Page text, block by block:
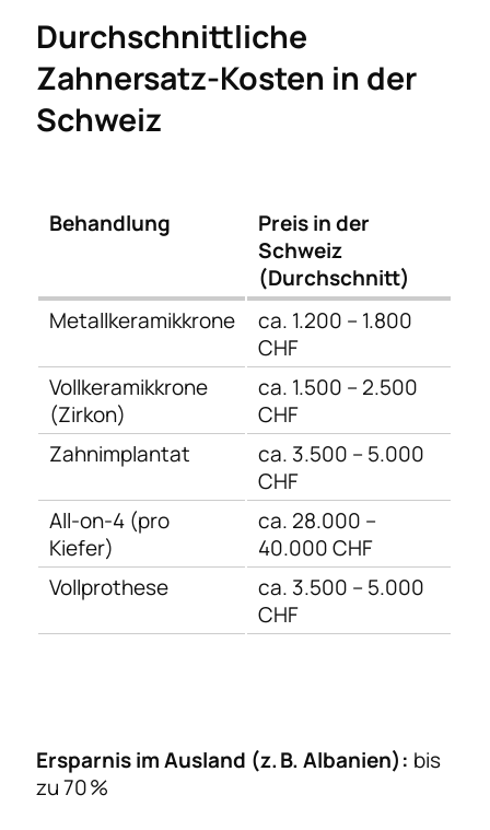
Durchschnittliche
Zahnersatz-Kosten in der
Schweiz
Behandlung
Preis in der
Schweiz
(Durchschnitt)
Metallkeramikkrone
ca. 1.200 – 1.800
CHF
Vollkeramikkrone
(Zirkon)
ca. 1.500 – 2.500
CHF
Zahnimplantat
ca. 3.500 – 5.000
CHF
All-on-4 (pro
Kiefer)
ca. 28.000 –
40.000 CHF
Vollprothese
ca. 3.500 – 5.000
CHF
Ersparnis im Ausland (z. B. Albanien): bis
zu 70 %